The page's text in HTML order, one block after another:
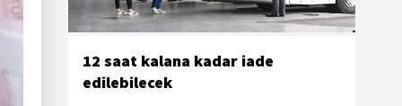
12 saat kalana kadar iade
edilebilecek